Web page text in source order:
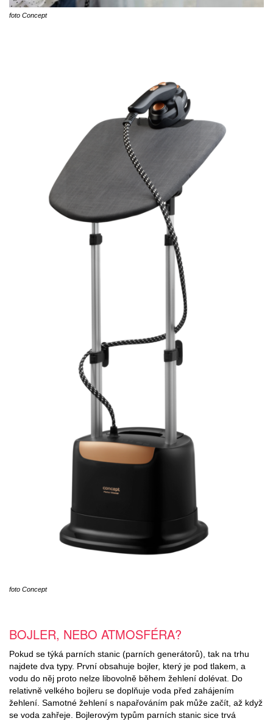
foto Concept
foto Concept
BOJLER, NEBO ATMOSFÉRA?
Pokud se týká parních stanic (parních generátorů), tak na trhu
najdete dva typy. První obsahuje bojler, který je pod tlakem, a
vodu do něj proto nelze libovolně během žehlení dolévat. Do
relativně velkého bojleru se doplňuje voda před zahájením
žehlení. Samotné žehlení s napařováním pak může začít, až když
se voda zahřeje. Bojlerovým typům parních stanic sice trvá